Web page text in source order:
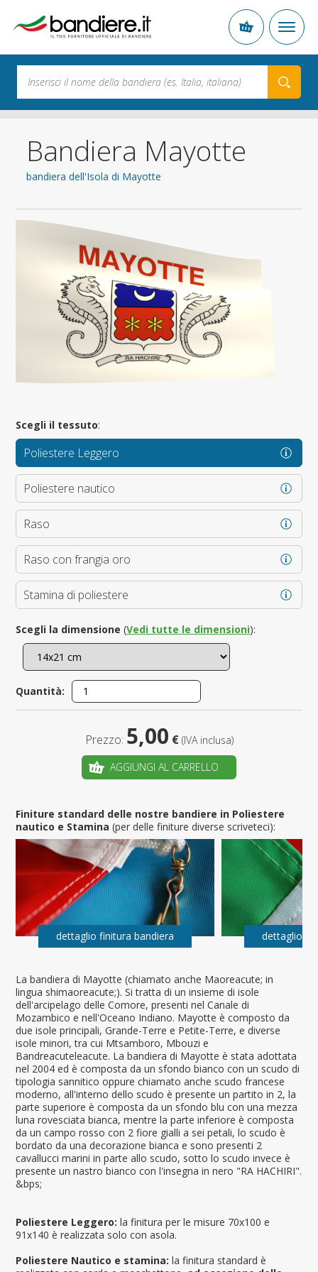
Bandiera Mayotte
bandiera dell'Isola di Mayotte
La bandiera di Mayotte (chiamato anche Maoreacute; in
lingua shimaoreacute;). Si tratta di un insieme di isole
dell'arcipelago delle Comore, presenti nel Canale di
Mozambico e nell'Oceano Indiano. Mayotte è composto da
due isole principali, Grande-Terre e Petite-Terre, e diverse
isole minori, tra cui Mtsamboro, Mbouzi e
Bandreacuteleacute. La bandiera di Mayotte è stata adottata
nel 2004 ed è composta da un sfondo bianco con un scudo di
tipologia sannitico oppure chiamato anche scudo francese
moderno, all'interno dello scudo è presente un partito in 2, la
parte superiore è composta da un sfondo blu con una mezza
luna rovesciata bianca, mentre la parte inferiore è composta
da un campo rosso con 2 fiore gialli a sei petali, lo scudo è
bordato da una decorazione bianca e sono presenti 2
cavallucci marini in parte allo scudo, sotto lo scudo invece è
presente un nastro bianco con l'insegna in nero "RA HACHIRI".
&bps;
Poliestere Leggero: la finitura per le misure 70x100 e
91x140 è realizzata solo con asola.
Poliestere Nautico e stamina: la finitura standard è
Scegli il tessuto:
Poliestere Leggero
Poliestere nautico
Raso
Raso con frangia oro
Stamina di poliestere
Scegli la dimensione (Vedi tutte le dimensioni):
Quantità:
Prezzo: 5,00 € (IVA inclusa)
AGGIUNGI AL CARRELLO
Finiture standard delle nostre bandiere in Poliestere
nautico e Stamina(per delle finiture diverse scriveteci):
dettaglio finitura bandiera dettaglio